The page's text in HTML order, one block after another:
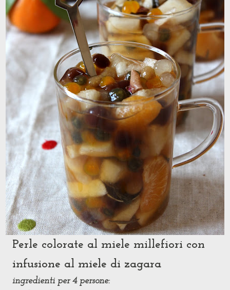
Perle colorate al miele millefiori con
infusione al miele di zagara
ingredienti per 4 persone: